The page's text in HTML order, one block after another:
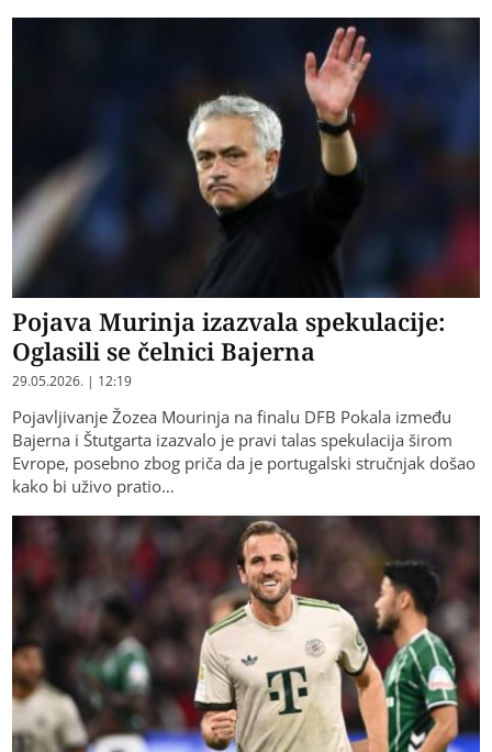
Pojava Murinja izazvala spekulacije:
Oglasili se čelnici Bajerna
29.05.2026. | 12:19
Pojavljivanje Žozea Mourinja na finalu DFB Pokala između
Bajerna i Štutgarta izazvalo je pravi talas spekulacija širom
Evrope, posebno zbog priča da je portugalski stručnjak došao
kako bi uživo pratio…